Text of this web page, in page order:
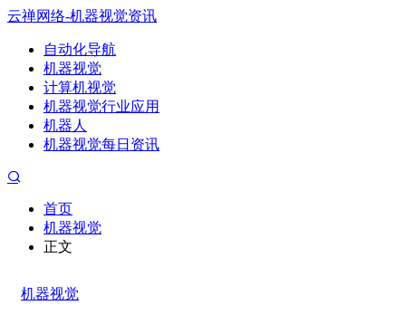
云禅网络-机器视觉资讯
自动化导航
机器视觉
计算机视觉
机器视觉行业应用
机器人
机器视觉每日资讯
首页
机器视觉
正文
机器视觉